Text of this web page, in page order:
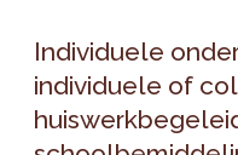
Individuele
individuele of